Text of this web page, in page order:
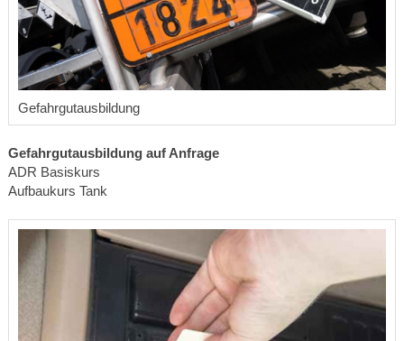
Gefahrgutausbildung
Gefahrgutausbildung auf Anfrage
ADR Basiskurs
Aufbaukurs Tank